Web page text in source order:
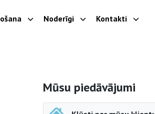
Parādīt apakšizvēlni
Noderīgi Parādīt apakšizvēlni
Kontakti
Sāna navigācija
Mūsu piedāvājumi